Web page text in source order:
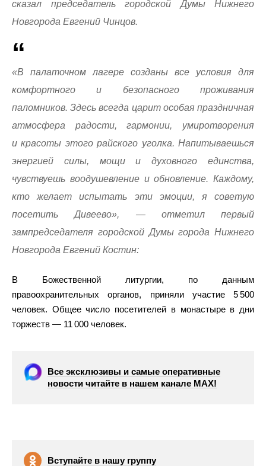
сказал председатель городской Думы Нижнего
Новгорода Евгений Чинцов.
«В палаточном лагере созданы все условия для
комфортного и безопасного проживания
паломников. Здесь всегда царит особая праздничная
атмосфера радости, гармонии, умиротворения
и красоты этого райского уголка. Напитываешься
энергией силы, мощи и духовного единства,
чувствуешь воодушевление и обновление. Каждому,
кто желает испытать эти эмоции, я советую
посетить Дивеево», — отметил первый
зампредседателя городской Думы города Нижнего
Новгорода Евгений Костин:
В Божественной литургии, по данным
правоохранительных органов, приняли участие 5 500
человек. Общее число посетителей в монастыре в дни
торжеств — 11 000 человек.
Все эксклюзивы и самые оперативные
новости читайте в нашем канале МАХ!
Вступайте в нашу группу